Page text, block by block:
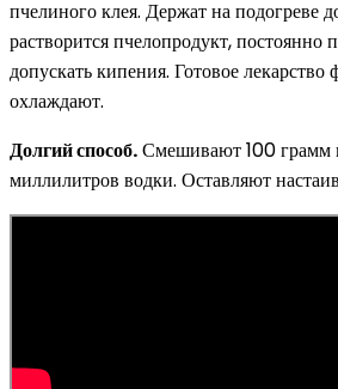
пчелиного клея. Держат на подогреве
растворится пчелопродукт, постоянно
допускать кипения. Готовое лекарство
охлаждают.
Долгий способ.Смешивают 100 грамм
миллилитров водки. Оставляют